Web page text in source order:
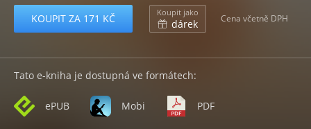
KOUPIT ZA 171 KČ Koupit jako
dárek Cena včetně DPH
Tato e-kniha je dostupná ve formátech:
ePUB Mobi PDF